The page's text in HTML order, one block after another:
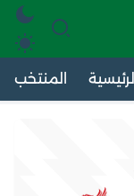
الرئيسية المنتخب